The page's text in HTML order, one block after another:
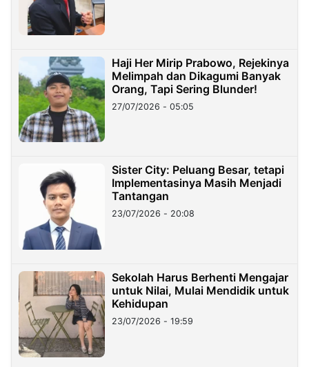
Haji Her Mirip Prabowo, Rejekinya
Melimpah dan Dikagumi Banyak
Orang, Tapi Sering Blunder!
27/07/2026 - 05:05
Sister City: Peluang Besar, tetapi
Implementasinya Masih Menjadi
Tantangan
23/07/2026 - 20:08
Sekolah Harus Berhenti Mengajar
untuk Nilai, Mulai Mendidik untuk
Kehidupan
23/07/2026 - 19:59